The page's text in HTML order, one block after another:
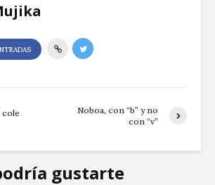
cole
Noboa, con “b” y no
con “v”
gustarte